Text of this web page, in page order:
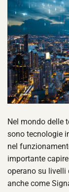
Nel mondo delle
sono tecnologie
nel
importante
operano su livelli
anche come